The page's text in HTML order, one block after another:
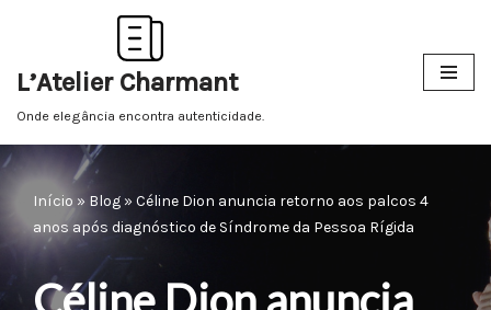
para
o
L’Atelier Charmant
Onde elegância encontra autenticidade.
Início » Blog » Céline Dion anuncia retorno aos palcos 4
anos após diagnóstico de Síndrome da Pessoa Rígida